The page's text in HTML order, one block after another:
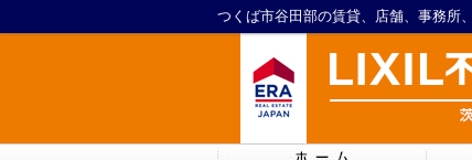
つくば市谷田部の賃貸、店舗、事務所